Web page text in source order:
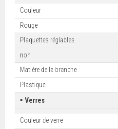
Couleur
Rouge
Plaquettes réglables
non
Matière de la branche
Plastique
▪Verres
Couleur de verre